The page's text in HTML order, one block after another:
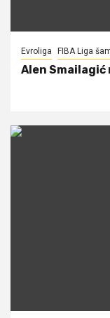
Evroliga FIBA Liga
Alen